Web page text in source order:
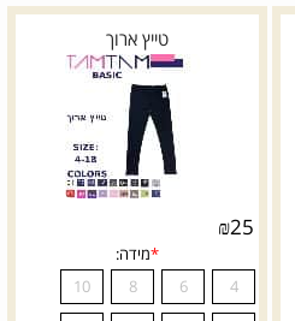
פוקסיה
כחול כהה
בהיר-מלנג'
אדום בהיר
ורוד בהיר
בורדו
טייץ ארוך
₪25